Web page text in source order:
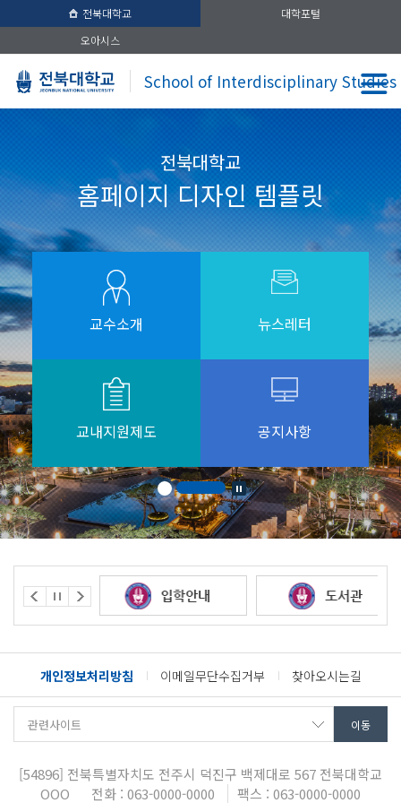
전북대학교
대학포털
오아시스
School of Interdisciplinary Studies
전북대학교
홈페이지 디자인 템플릿
교수소개 뉴스레터
교내지원제도 공지사항
개인정보처리방침 이메일무단수집거부 찾아오시는길
[54896] 전북특별자치도 전주시 덕진구 백제대로 567 전북대학교
OOO
전화 : 063-0000-0000 팩스 : 063-0000-0000